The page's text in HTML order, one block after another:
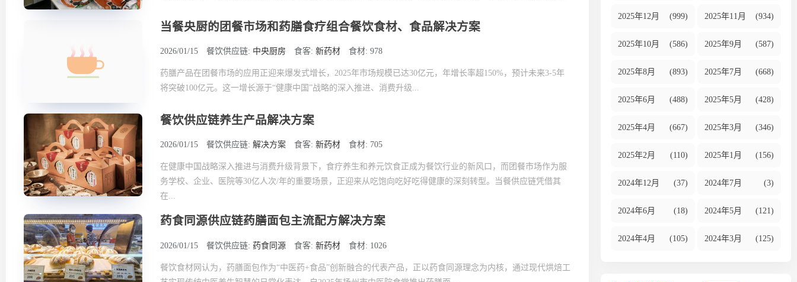
当餐央厨的团餐市场和药膳食疗组合餐饮食材、食品解决方案
2026/01/15 餐饮供应链: 中央厨房 食客: 新药材 食材: 978
药膳产品在团餐市场的应用正迎来爆发式增长，2025年市场规模已达30亿元，年增长率超150%，预计未来3-5年
将突破100亿元。这一增长源于“健康中国”战略的深入推进、消费升级...
餐饮供应链养生产品解决方案
2026/01/15 餐饮供应链: 解决方案 食客: 新药材 食材: 705
在健康中国战略深入推进与消费升级背景下，食疗养生和养元饮食正成为餐饮行业的新风口，而团餐市场作为服
务学校、企业、医院等30亿人次/年的重要场景，正迎来从吃饱向吃好吃得健康的深刻转型。当餐供应链凭借其
在...
药食同源供应链药膳面包主流配方解决方案
2026/01/15 餐饮供应链: 药食同源 食客: 新药材 食材: 1026
餐饮食材网认为，药膳面包作为“中医药+食品”创新融合的代表产品，正以药食同源理念为内核，通过现代烘焙工
2025年12月 (999) 2025年11月 (934)
2025年10月 (586) 2025年9月 (587)
2025年8月 (893) 2025年7月 (668)
2025年6月 (488) 2025年5月 (428)
2025年4月 (667) 2025年3月 (346)
2025年2月 (110) 2025年1月 (156)
2024年12月 (37) 2024年7月 (3)
2024年6月 (18) 2024年5月 (121)
2024年4月 (105) 2024年3月 (125)